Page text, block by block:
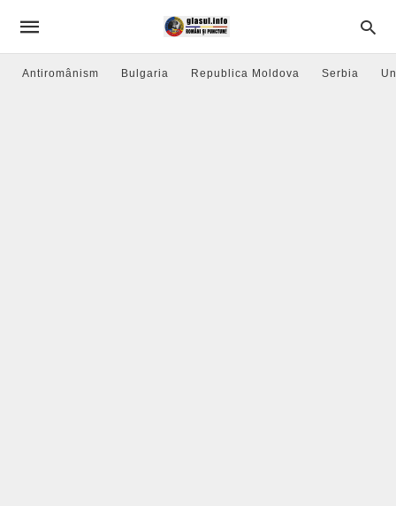
Antiromânism Bulgaria Republica Moldova Serbia